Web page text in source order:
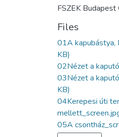
FSZEK
Files
01A kapubástya,
KB)
02Nézet a
03Nézet a
KB)
04Kerepesi úti
05A